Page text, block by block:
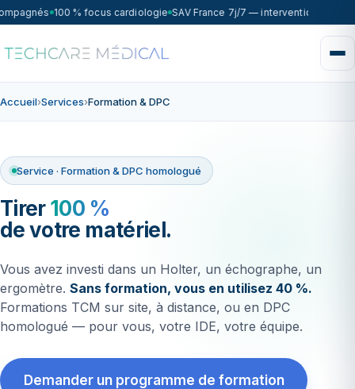
100 % focus cardiologie SAV France 7j/7 — intervention sous
Accueil›Services›Formation & DPC
Service · Formation & DPC homologué
Tirer100 %
de votre matériel.
Vous avez investi dans un Holter, un échographe, un
ergomètre. Sans formation, vous en utilisez 40 %.
Formations TCM sur site, à distance, ou en DPC
homologué — pour vous, votre IDE, votre équipe.
Demander un programme de formation